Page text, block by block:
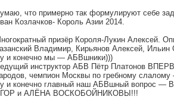
что примерно так формулируют себе
Козлачков- Король Азии 2014.
призёр Короля-Лукин Алексей.
Владимир, Кирьянов Алексей, Ильин
и конечно мы — АБВшники)))
инструктор АБВ Пётр Платонов
чемпион Москвы по гребному
и конечно главный наш АБВшный
и АЛЁНА ВОСКОБОЙНИКОВЫ!!!